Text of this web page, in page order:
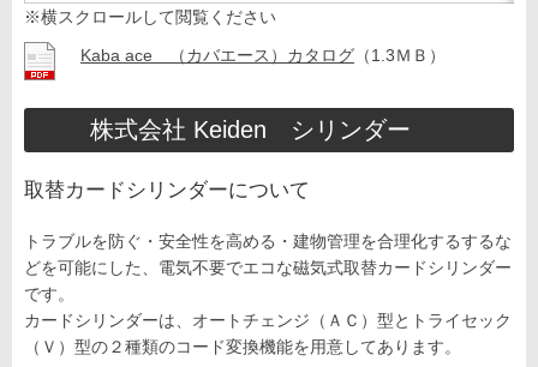
※横スクロールして閲覧ください
Kaba ace （カバエース）カタログ （1.3ＭＢ）
株式会社 Keiden シリンダー
取替カードシリンダーについて
トラブルを防ぐ・安全性を高める・建物管理を合理化するするな
どを可能にした、電気不要でエコな磁気式取替カードシリンダー
です。
カードシリンダーは、オートチェンジ（ＡＣ）型とトライセック
（Ｖ）型の２種類のコード変換機能を用意してあります。